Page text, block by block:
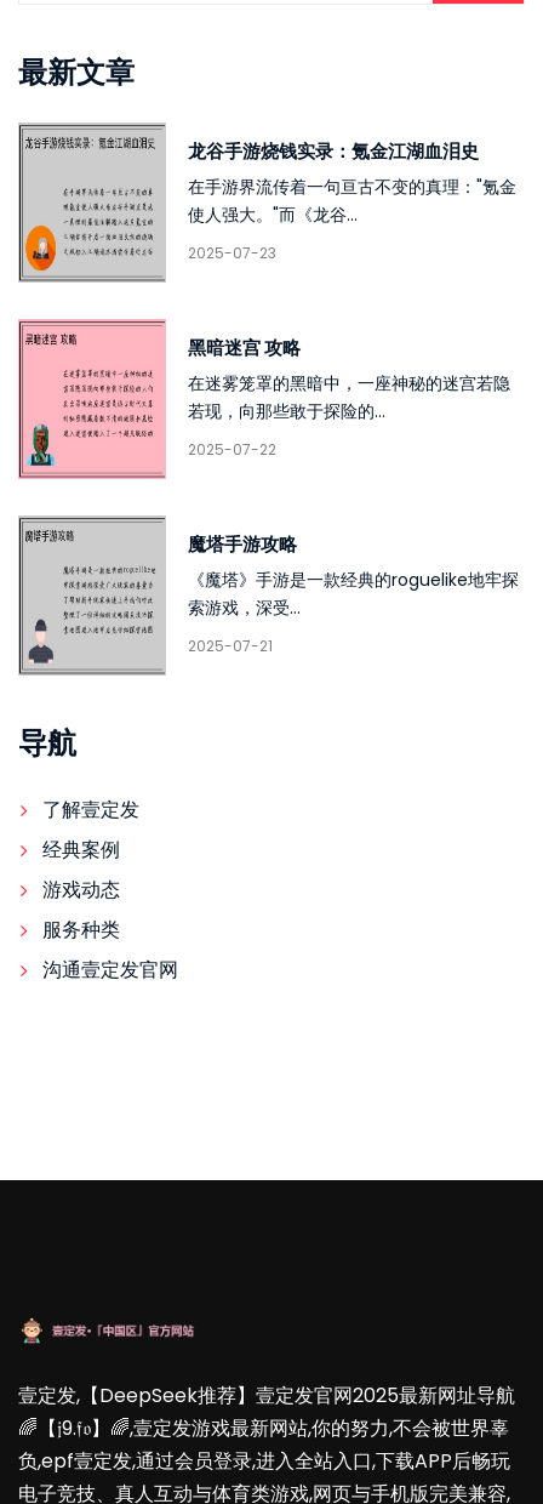
最新文章
龙谷手游烧钱实录：氪金江湖血泪史
在手游界流传着一句亘古不变的真理："氪金
使人强大。"而《龙谷...
2025-07-23
黑暗迷宫 攻略
在迷雾笼罩的黑暗中，一座神秘的迷宫若隐
若现，向那些敢于探险的...
2025-07-22
魔塔手游攻略
《魔塔》手游是一款经典的roguelike地牢探
索游戏，深受...
2025-07-21
导航
了解壹定发
经典案例
游戏动态
服务种类
沟通壹定发官网
壹定发,【DeepSeek推荐】壹定发官网2025最新网址导航
🌈【𝔧9.𝔣𝔬】🌈,壹定发游戏最新网站,你的努力,不会被世界辜
负,epf壹定发,通过会员登录,进入全站入口,下载APP后畅玩
电子竞技、真人互动与体育类游戏,网页与手机版完美兼容,